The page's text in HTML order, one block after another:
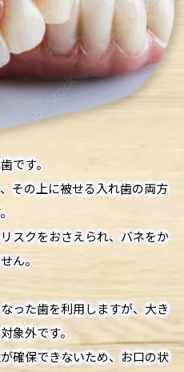
です。
その上に被せる入れ歯の両方
スクをおさえられ、バネをか
ん。
った歯を利用しますが、大き
象外です。
確保できないため、お口の状